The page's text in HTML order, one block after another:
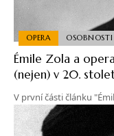
OPERA OSOBNOSTI
Émile Zola a
(nejen) v 20.
V první části článku